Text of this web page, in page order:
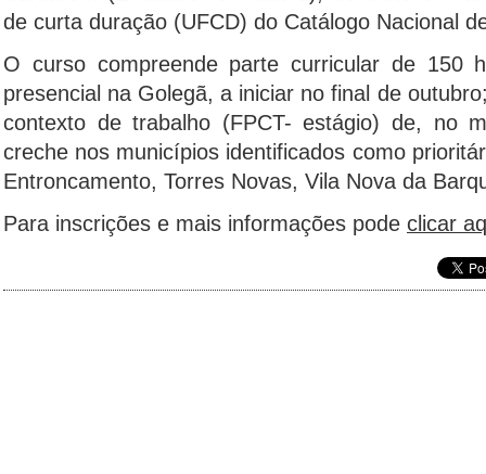
de curta duração (UFCD) do Catálogo Nacional
O curso compreende parte curricular de 150
presencial na Golegã, a iniciar no final de
contexto de trabalho (FPCT- estágio) de, no
creche nos municípios identificados como
Entroncamento, Torres Novas, Vila Nova da
Para inscrições e mais informações pode clicar